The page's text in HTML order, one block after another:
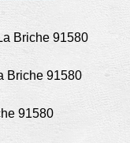
Briche 91580
Briche 91580
91580